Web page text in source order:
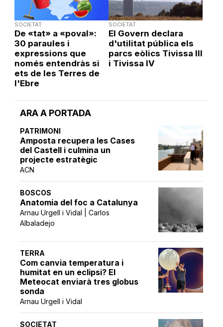
ARA A PORTADA
PATRIMONI
Amposta recupera les Cases
del Castell i culmina un
projecte estratègic
ACN
BOSCOS
Anatomia del foc a Catalunya
Arnau Urgell i Vidal | Carlos
Albaladejo
TERRA
Com canvia temperatura i
humitat en un eclipsi? El
Meteocat enviarà tres globus
sonda
Arnau Urgell i Vidal
SOCIETAT
SOCIETAT
De «tat» a «poval»:
30 paraules i
expressions que
només entendràs si
ets de les Terres de
l'Ebre
SOCIETAT
El Govern declara
d'utilitat pública els
parcs eòlics Tivissa III
i Tivissa IV